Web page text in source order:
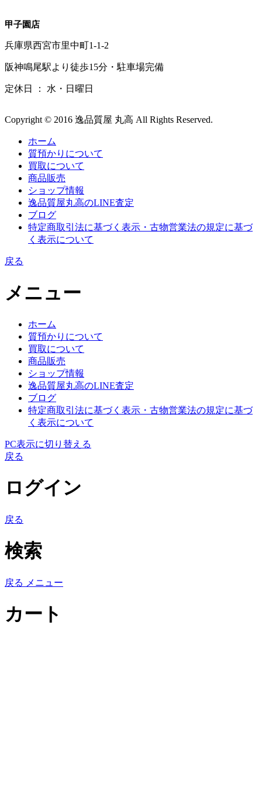
甲子園店
兵庫県西宮市里中町1-1-2
阪神鳴尾駅より徒歩15分・駐車場完備
定休日 ： 水・日曜日
Copyright © 2016 逸品質屋 丸高 All Rights Reserved.
ホーム
質預かりについて
買取について
商品販売
ショップ情報
逸品質屋丸高のLINE査定
ブログ
特定商取引法に基づく表示・古物営業法の規定に基づ
く表示について
戻る
メニュー
ホーム
質預かりについて
買取について
商品販売
ショップ情報
逸品質屋丸高のLINE査定
ブログ
特定商取引法に基づく表示・古物営業法の規定に基づ
く表示について
PC表示に切り替える
戻る
ログイン
戻る
検索
戻る メニュー
カート